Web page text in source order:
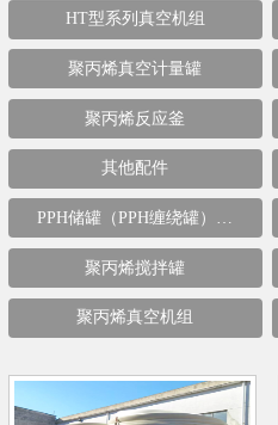
HT型系列真空机组
聚丙烯真空计量罐
聚丙烯反应釜
其他配件
PPH储罐（PPH缠绕罐）…
聚丙烯搅拌罐
聚丙烯真空机组